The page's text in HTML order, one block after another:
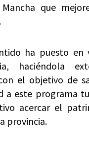
que
ha puesto en
haciéndola
el objetivo de
a este programa
acercar el
provincia.